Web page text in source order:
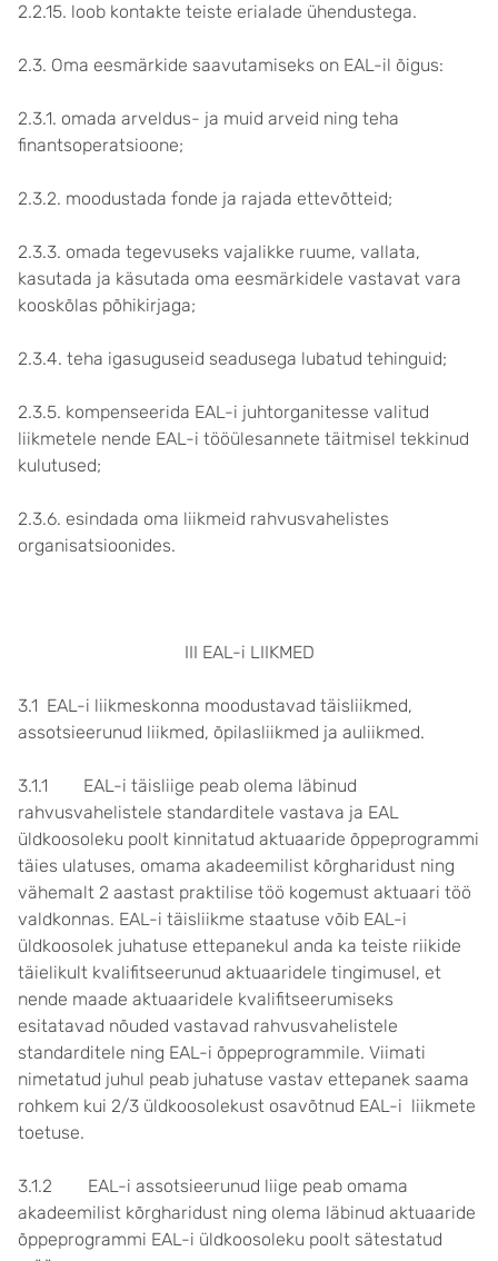
2.2.15. loob kontakte teiste erialade ühendustega.
2.3. Oma eesmärkide saavutamiseks on EAL-il õigus:
2.3.1. omada arveldus- ja muid arveid ning teha
finantsoperatsioone;
2.3.2. moodustada fonde ja rajada ettevõtteid;
2.3.3. omada tegevuseks vajalikke ruume, vallata,
kasutada ja käsutada oma eesmärkidele vastavat vara
kooskõlas põhikirjaga;
2.3.4. teha igasuguseid seadusega lubatud tehinguid;
2.3.5. kompenseerida EAL-i juhtorganitesse valitud
liikmetele nende EAL-i tööülesannete täitmisel tekkinud
kulutused;
2.3.6. esindada oma liikmeid rahvusvahelistes
organisatsioonides.
III EAL-i LIIKMED
3.1 EAL-i liikmeskonna moodustavad täisliikmed,
assotsieerunud liikmed, õpilasliikmed ja auliikmed.
3.1.1 EAL-i täisliige peab olema läbinud
rahvusvahelistele standarditele vastava ja EAL
üldkoosoleku poolt kinnitatud aktuaaride õppeprogrammi
täies ulatuses, omama akadeemilist kõrgharidust ning
vähemalt 2 aastast praktilise töö kogemust aktuaari töö
valdkonnas. EAL-i täisliikme staatuse võib EAL-i
üldkoosolek juhatuse ettepanekul anda ka teiste riikide
täielikult kvalifitseerunud aktuaaridele tingimusel, et
nende maade aktuaaridele kvalifitseerumiseks
esitatavad nõuded vastavad rahvusvahelistele
standarditele ning EAL-i õppeprogrammile. Viimati
nimetatud juhul peab juhatuse vastav ettepanek saama
rohkem kui 2/3 üldkoosolekust osavõtnud EAL-i liikmete
toetuse.
3.1.2 EAL-i assotsieerunud liige peab omama
akadeemilist kõrgharidust ning olema läbinud aktuaaride
õppeprogrammi EAL-i üldkoosoleku poolt sätestatud